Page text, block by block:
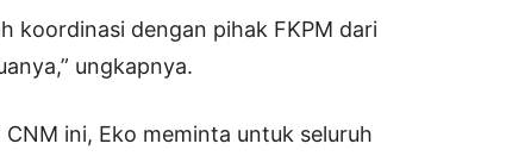
koordinasi dengan pihak FKPM dari
ungkapnya.
ini, Eko meminta untuk seluruh